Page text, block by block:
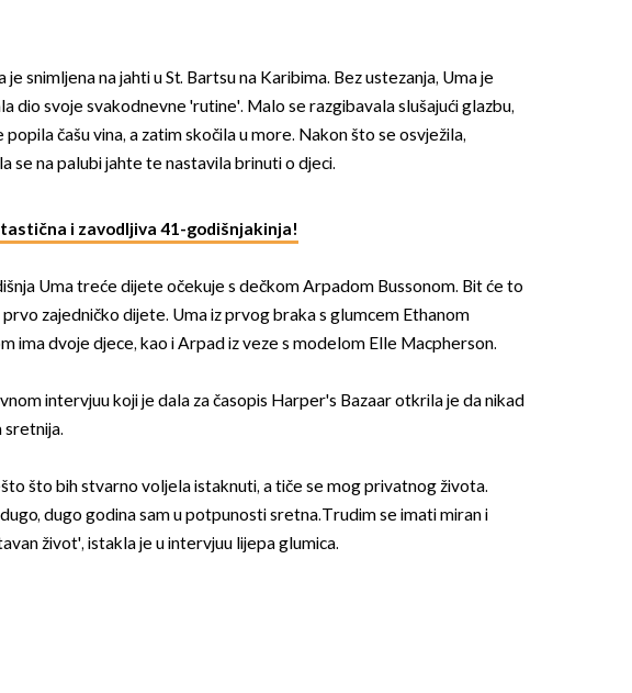
je snimljena na jahti u St. Bartsu na Karibima. Bez ustezanja, Uma je
dio svoje svakodnevne 'rutine'. Malo se razgibavala slušajući glazbu,
popila čašu vina, a zatim skočila u more. Nakon što se osvježila,
se na palubi jahte te nastavila brinuti o djeci.
i zavodljiva 41-godišnjakinja!
Uma treće dijete očekuje s dečkom Arpadom Bussonom. Bit će to
zajedničko dijete. Uma iz prvog braka s glumcem Ethanom
ima dvoje djece, kao i Arpad iz veze s modelom Elle Macpherson.
intervjuu koji je dala za časopis Harper's Bazaar otkrila je da nikad
sretnija.
što bih stvarno voljela istaknuti, a tiče se mog privatnog života.
dugo godina sam u potpunosti sretna.Trudim se imati miran i
život', istakla je u intervjuu lijepa glumica.
OMOGUĆI OBAVIJESTI